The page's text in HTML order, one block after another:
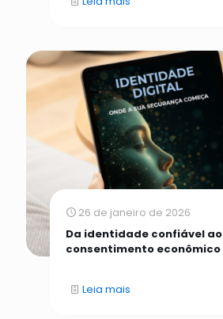
26 de janeiro de 2026
Da identidade confiável ao
consentimento econômico
Leia mais